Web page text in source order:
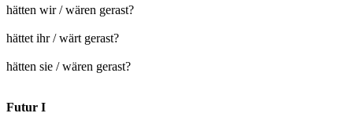
hätten wir / wären gerast?
hättet ihr / wärt gerast?
hätten sie / wären gerast?
Futur I